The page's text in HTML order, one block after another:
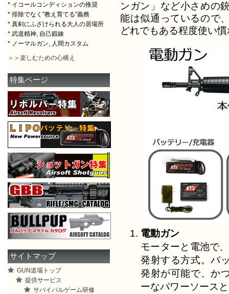
ンガン」など小さめの
能は似通っているので
どれでもある程度使い
電動ガン
モーターと電池で
発射する方式。バ
発射が可能で、か
ーなパワーソース
* イコールコンディションの推奨
* 排除でなく”教え育てる”義務
* 真剣にふざけられる大人の居場所
* 武道精神, 自己鍛錬
* ノーマルガン, 人間カスタム
＞＞楽しむための心構え
特集ページ
サイトマップ
GUN道場トップ
提供サービス
サバイバルゲーム研修